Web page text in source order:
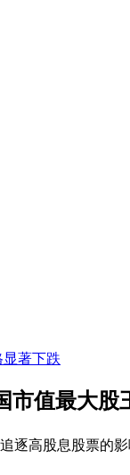
著下跌
市值最大股
逐高股息股票的